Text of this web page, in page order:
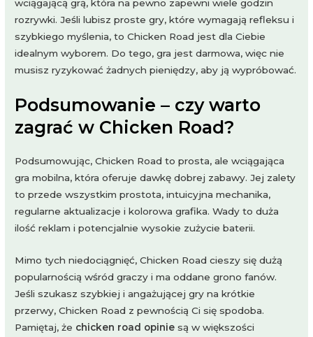
wciągającą grą, która na pewno zapewni wiele godzin
rozrywki. Jeśli lubisz proste gry, które wymagają refleksu i
szybkiego myślenia, to Chicken Road jest dla Ciebie
idealnym wyborem. Do tego, gra jest darmowa, więc nie
musisz ryzykować żadnych pieniędzy, aby ją wypróbować.
Podsumowanie – czy warto
zagrać w Chicken Road?
Podsumowując, Chicken Road to prosta, ale wciągająca
gra mobilna, która oferuje dawkę dobrej zabawy. Jej zalety
to przede wszystkim prostota, intuicyjna mechanika,
regularne aktualizacje i kolorowa grafika. Wady to duża
ilość reklam i potencjalnie wysokie zużycie baterii.
Mimo tych niedociągnięć, Chicken Road cieszy się dużą
popularnością wśród graczy i ma oddane grono fanów.
Jeśli szukasz szybkiej i angażującej gry na krótkie
przerwy, Chicken Road z pewnością Ci się spodoba.
Pamiętaj, że chicken road opinie są w większości